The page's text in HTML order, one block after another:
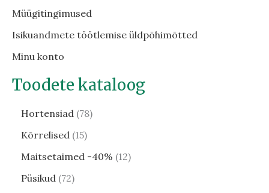
Müügitingimused
Isikuandmete töötlemise üldpõhimõtted
Minu konto
Toodete kataloog
Hortensiad 78
Kõrrelised 15
Maitsetaimed -40% 12
Püsikud 72